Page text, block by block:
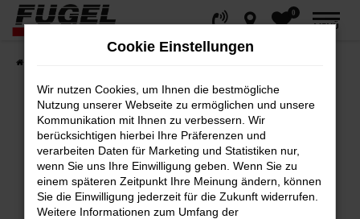
Zum
Hauptinhalt
springen
0
MENÜ
Fehler: Network Error
Beim Laden ist ein Fehler aufgetreten.
Hier sind ein paar Tipps, die dir helfen können:
Cookie Einstellungen
Wir nutzen Cookies, um Ihnen die bestmögliche
Nutzung unserer Webseite zu ermöglichen und unsere
Kommunikation mit Ihnen zu verbessern. Wir
berücksichtigen hierbei Ihre Präferenzen und
verarbeiten Daten für Marketing und Statistiken nur,
wenn Sie uns Ihre Einwilligung geben. Wenn Sie zu
einem späteren Zeitpunkt Ihre Meinung ändern, können
Sie die Einwilligung jederzeit für die Zukunft widerrufen.
Weitere Informationen zum Umfang der